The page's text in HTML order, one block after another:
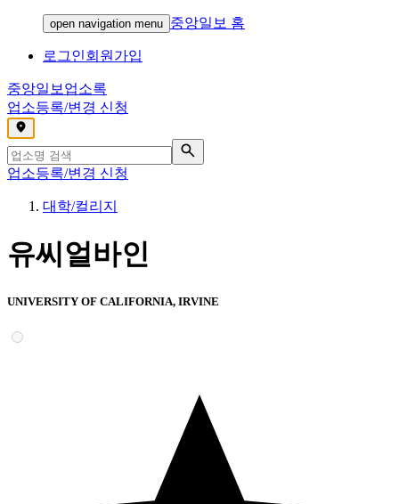
open navigation menu 중앙일보 홈
로그인회원가입
중앙일보 업소록
업소등록/변경 신청
,
업소등록/변경 신청
대학/컬리지
유씨얼바인
UNIVERSITY OF CALIFORNIA, IRVINE